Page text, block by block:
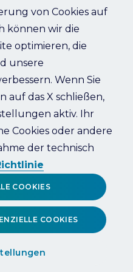
von Cookies auf
können wir die
optimieren, die
unsere
Wenn Sie
auf das X schließen,
aktiv. Ihr
Cookies oder andere
der technisch
COOKIES
COOKIES